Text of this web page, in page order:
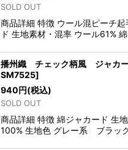
SOLD OUT
商品詳細 特徴 ウール混ピーチ
ド 生地素材・混率 ウール61%
播州織 チェック柄風 ジャカ
SM7525]
940円(税込)
SOLD OUT
商品詳細 特徴 綿ジャカード 生
100% 生地色 グレー系 ブラッ